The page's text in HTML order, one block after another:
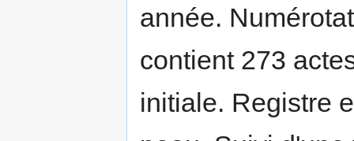
année.
contient 273
initiale. Registre